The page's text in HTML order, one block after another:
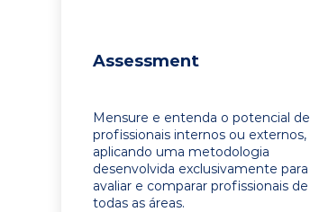
Assessment
Mensure e entenda o potencial de
profissionais internos ou externos,
aplicando uma metodologia
desenvolvida exclusivamente para
avaliar e comparar profissionais de
todas as áreas.